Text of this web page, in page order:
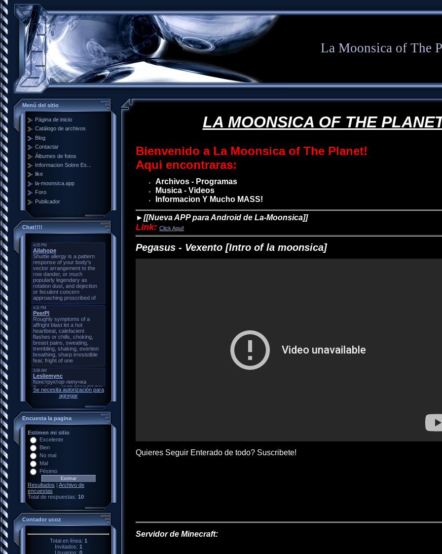
La Moonsica of The
Menú del sitio
Página de inicio
Catálogo de archivos
Blog
Contactar
Álbumes de fotos
Informacion Sobre Es...
like
la-moonsica.app
Foro
Publicador
Chat!!!!
Se necesita autorización para
agregar
Encuesta la pagina
Estimen mi sitio
Excelente
Bien
No mal
Mal
Pésimo
Resultados | Archivo de
encuestas
Total de respuestas: 10
Contador ucoz
Total en línea: 1
Invitados: 1
Usuarios: 0
LA MOONSICA OF THE
Bienvenido a La Moonsica of The Planet!
Aqui encontraras:
Archivos - Programas
Musica - Videos
Informacion Y Mucho MASS!
►[[Nueva APP para Android de La-Moonsica]]
Link: Click Aqui!
Pegasus - Vexento [Intro of la moonsica]
Quieres Seguir Enterado de todo? Suscribete!
Servidor de Minecraft: